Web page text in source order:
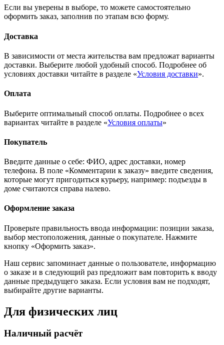
Если вы уверены в выборе, то можете самостоятельно
оформить заказ, заполнив по этапам всю форму.
Доставка
В зависимости от места жительства вам предложат варианты
доставки. Выберите любой удобный способ. Подробнее об
условиях доставки читайте в разделе «Условия доставки».
Оплата
Выберите оптимальный способ оплаты. Подробнее о всех
вариантах читайте в разделе «Условия оплаты»
Покупатель
Введите данные о себе: ФИО, адрес доставки, номер
телефона. В поле «Комментарии к заказу» введите сведения,
которые могут пригодиться курьеру, например: подъезды в
доме считаются справа налево.
Оформление заказа
Проверьте правильность ввода информации: позиции заказа,
выбор местоположения, данные о покупателе. Нажмите
кнопку «Оформить заказ».
Наш сервис запоминает данные о пользователе, информацию
о заказе и в следующий раз предложит вам повторить к вводу
данные предыдущего заказа. Если условия вам не подходят,
выбирайте другие варианты.
Для физических лиц
Наличный расчёт